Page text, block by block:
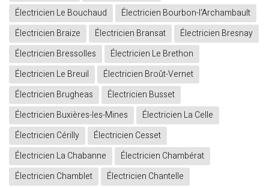
Électricien Le Bouchaud
Électricien Bourbon-l'Archambault
Électricien Braize
Électricien Bransat
Électricien Bresnay
Électricien Bressolles
Électricien Le Brethon
Électricien Le Breuil
Électricien Broût-Vernet
Électricien Brugheas
Électricien Busset
Électricien Buxières-les-Mines
Électricien La Celle
Électricien Cérilly
Électricien Cesset
Électricien La Chabanne
Électricien Chambérat
Électricien Chamblet
Électricien Chantelle